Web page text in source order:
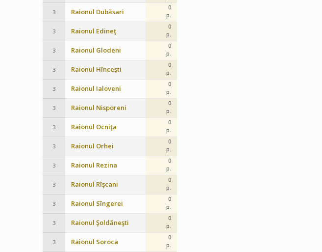
3 Raionul Dubăsari
0
p.
3 Raionul Edineţ
0
p.
3 Raionul Glodeni
0
p.
3 Raionul Hînceşti
0
p.
3 Raionul Ialoveni
0
p.
3 Raionul Nisporeni
0
p.
3 Raionul Ocniţa
0
p.
3 Raionul Orhei
0
p.
3 Raionul Rezina
0
p.
3 Raionul Rîşcani
0
p.
3 Raionul Sîngerei
0
p.
3 Raionul Şoldăneşti
0
p.
3 Raionul Soroca
0
p.